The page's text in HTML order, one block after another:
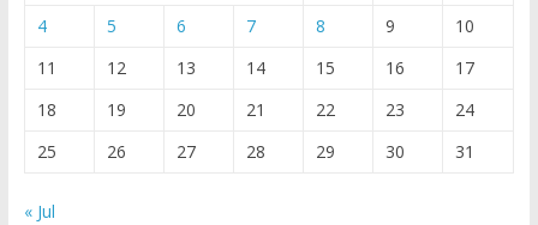
4
5 6 7 8 9
10
11
12 13 14 15 16
17
18
19 20 21 22 23
24
25
26 27 28 29 30 31
« Jul